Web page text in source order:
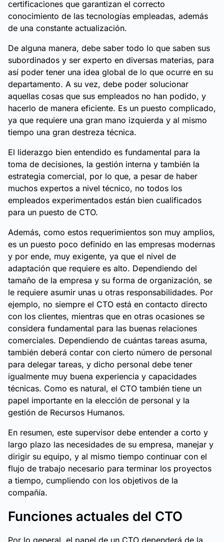
certificaciones que garantizan el correcto
conocimiento de las tecnologías empleadas, además
de una constante actualización.
De alguna manera, debe saber todo lo que saben sus
subordinados y ser experto en diversas materias, para
así poder tener una idea global de lo que ocurre en su
departamento. A su vez, debe poder solucionar
aquellas cosas que sus empleados no han podido, y
hacerlo de manera eficiente. Es un puesto complicado,
ya que requiere una gran mano izquierda y al mismo
tiempo una gran destreza técnica.
El liderazgo bien entendido es fundamental para la
toma de decisiones, la gestión interna y también la
estrategia comercial, por lo que, a pesar de haber
muchos expertos a nivel técnico, no todos los
empleados experimentados están bien cualificados
para un puesto de CTO.
Además, como estos requerimientos son muy amplios,
es un puesto poco definido en las empresas modernas
y por ende, muy exigente, ya que el nivel de
adaptación que requiere es alto. Dependiendo del
tamaño de la empresa y su forma de organización, se
le requiere asumir unas u otras responsabilidades. Por
ejemplo, no siempre el CTO está en contacto directo
con los clientes, mientras que en otras ocasiones se
considera fundamental para las buenas relaciones
comerciales. Dependiendo de cuántas tareas asuma,
también deberá contar con cierto número de personal
para delegar tareas, y dicho personal debe tener
igualmente muy buena experiencia y capacidades
técnicas. Como es natural, el CTO también tiene un
papel importante en la elección de personal y la
gestión de Recursos Humanos.
En resumen, este supervisor debe entender a corto y
largo plazo las necesidades de su empresa, manejar y
dirigir su equipo, y al mismo tiempo continuar con el
flujo de trabajo necesario para terminar los proyectos
a tiempo, cumpliendo con los objetivos de la
compañía.
Funciones actuales del CTO
Por lo general, el papel de un CTO dependerá de la